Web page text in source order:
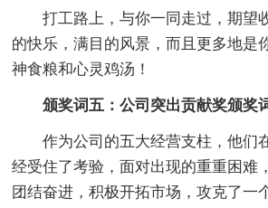
打工路上，与你一同走过，期望
的快乐，满目的风景，而且更多地是
神食粮和心灵鸡汤！
颁奖词五：公司突出贡献奖颁奖
作为公司的五大经营支柱，他们
经受住了考验，面对出现的重重困难
团结奋进，积极开拓市场，攻克了一